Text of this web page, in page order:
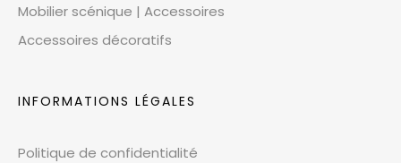
Mobilier scénique | Accessoires
Accessoires décoratifs
INFORMATIONS LÉGALES
Politique de confidentialité